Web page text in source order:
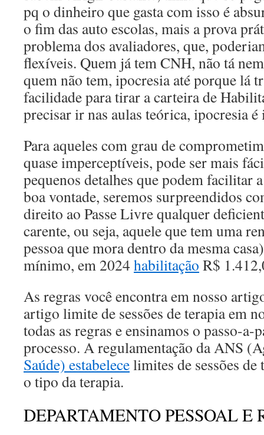
pq o dinheiro que gasta com isso é
o fim das auto escolas, mais a prova
problema dos avaliadores, que,
flexíveis. Quem já tem CNH, não tá
quem não tem, ipocresia até porque lá
facilidade para tirar a carteira de
precisar ir nas aulas teórica, ipocresia
Para aqueles com grau de
quase imperceptíveis, pode ser mais
pequenos detalhes que podem facilitar
boa vontade, seremos surpreendidos
direito ao Passe Livre qualquer
carente, ou seja, aquele que tem uma
pessoa que mora dentro da mesma
mínimo, em 2024 habilitação R$
As regras você encontra em nosso
artigo limite de sessões de terapia em
todas as regras e ensinamos o passo-a-
processo. A regulamentação da ANS
Saúde) estabelecelimites de sessões
o tipo da terapia.
DEPARTAMENTO PESSOAL E